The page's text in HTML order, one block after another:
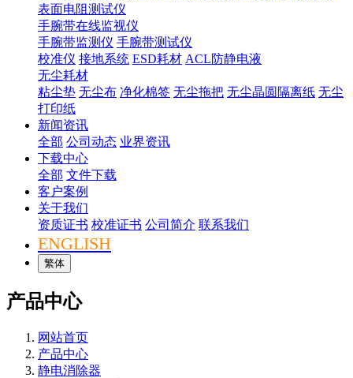
表面电阻测试仪
手腕带在线监视仪
手腕带监测仪 手腕带测试仪
校准仪 接地系统 ESD耗材 ACL防静电液
无尘耗材
粘尘垫 无尘布 净化棉签 无尘拖把 无尘晶圆隔离纸 无尘
打印纸
新闻资讯
全部 公司动态 业界资讯
下载中心
全部 文件下载
客户案例
关于我们
资质证书 校准证书 公司简介 联系我们
ENGLISH
繁体
产品中心
网站首页
产品中心
静电消除器